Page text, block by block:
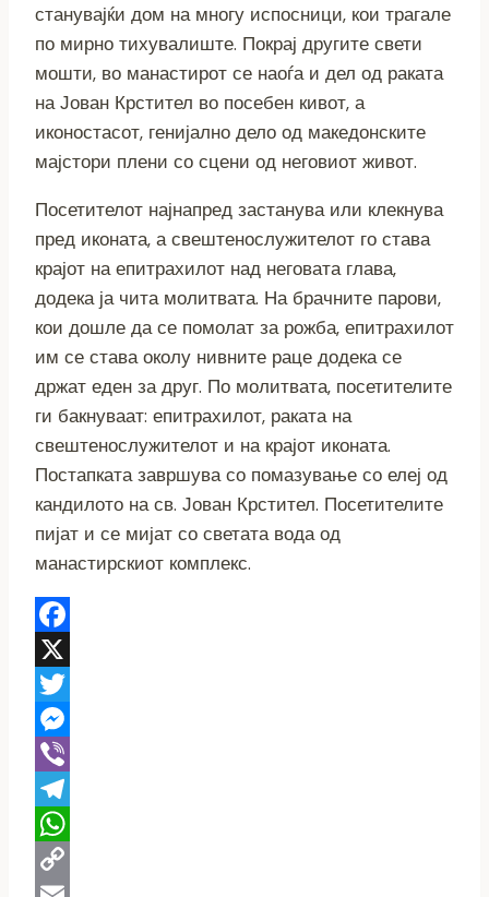
станувајќи дом на многу испосници, кои трагале
по мирно тихувалиште. Покрај другите свети
мошти, во манастирот се наоѓа и дел од раката
на Јован Крстител во посебен кивот, а
иконостасот, генијално дело од македонските
мајстори плени со сцени од неговиот живот.
Посетителот најнапред застанува или клекнува
пред иконата, а свештенослужителот го става
крајот на епитрахилот над неговата глава,
додека ја чита молитвата. На брачните парови,
кои дошле да се помолат за рожба, епитрахилот
им се става околу нивните раце додека се
држат еден за друг. По молитвата, посетителите
ги бакнуваат: епитрахилот, раката на
свештенослужителот и на крајот иконата.
Постапката завршува со помазување со елеј од
кандилото на св. Јован Крстител. Посетителите
пијат и се мијат со светата вода од
манастирскиот комплекс.
Facebook
X
Twitter
Messenger
Viber
Telegram
WhatsApp